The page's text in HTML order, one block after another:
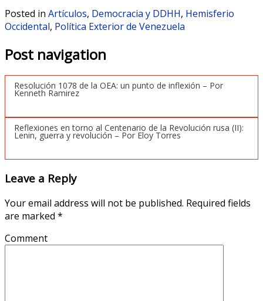
Posted in Artículos, Democracia y DDHH, Hemisferio
Occidental, Política Exterior de Venezuela
Post navigation
Resolución 1078 de la OEA: un punto de inflexión – Por
Kenneth Ramirez
Reflexiones en torno al Centenario de la Revolución rusa (II):
Lenin, guerra y revolución – Por Eloy Torres
Leave a Reply
Your email address will not be published. Required fields
are marked *
Comment